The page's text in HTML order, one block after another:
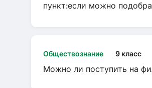
пункт:если можно
Обществознание 9 класс
Можно ли поступить на